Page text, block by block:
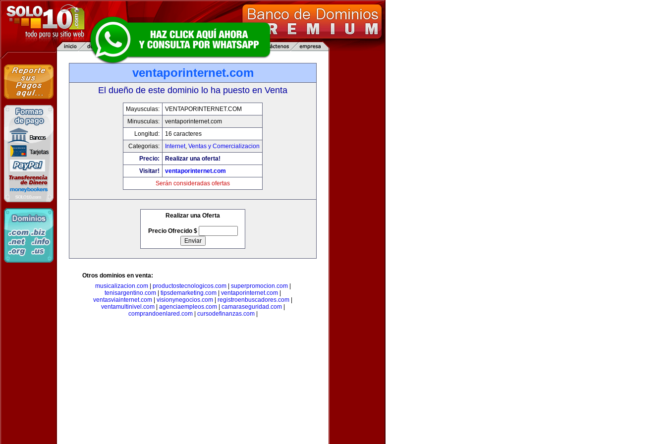
ventaporinternet.com
El dueño de este dominio lo ha puesto en Venta
Mayusculas:
VENTAPORINTERNET.COM
Minusculas:
ventaporinternet.com
Longitud:
16 caracteres
Categorias:
Internet, Ventas y Comercializacion
Precio:
Realizar una oferta!
Visitar!
ventaporinternet.com
Serán consideradas ofertas
Realizar una Oferta
Precio Ofrecido $
Otros dominios en venta:
musicalizacion.com| productostecnologicos.com| superpromocion.com|
tenisargentino.com
tipsdemarketing.com ventaporinternet.com
ventasviainternet.com
visionynegocios.com registroenbuscadores.com
ventamultinivel.com| agenciaempleos.com| camaraseguridad.com|
comprandoenlared.com| cursodefinanzas.com|